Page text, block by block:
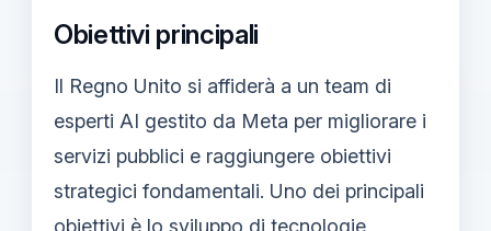
Obiettivi principali
Il Regno Unito si affiderà a un team di
esperti AI gestito da Meta per migliorare i
servizi pubblici e raggiungere obiettivi
strategici fondamentali. Uno dei principali
obiettivi è lo sviluppo di tecnologie